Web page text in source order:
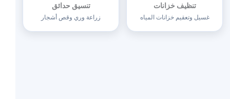
تنظيف خزانات
غسيل وتعقيم خزانات المياه
تنسيق حدائق
زراعة وري وقص أشجار